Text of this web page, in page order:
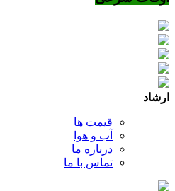
ارشاد
قیمت ها
آب و هوا
درباره ما
تماس با ما